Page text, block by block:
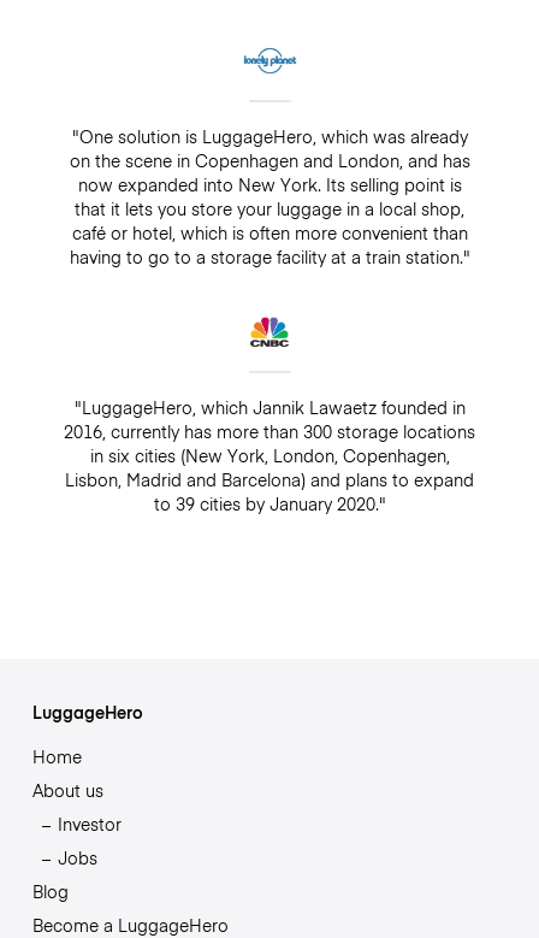
"One solution is LuggageHero, which was already
on the scene in Copenhagen and London, and has
now expanded into New York. Its selling point is
that it lets you store your luggage in a local shop,
café or hotel, which is often more convenient than
having to go to a storage facility at a train station."
"LuggageHero, which Jannik Lawaetz founded in
2016, currently has more than 300 storage locations
in six cities (New York, London, Copenhagen,
Lisbon, Madrid and Barcelona) and plans to expand
to 39 cities by January 2020."
LuggageHero
Home
About us
Investor
Jobs
Blog
Become a LuggageHero